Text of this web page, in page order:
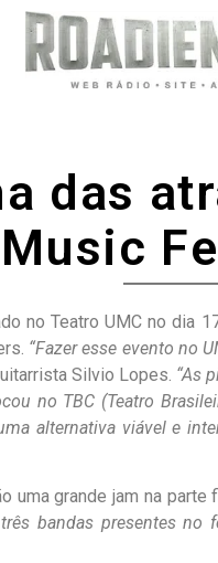
das
Music
no Teatro UMC no dia
“Fazer esse evento no
Silvio Lopes. “As
no TBC (Teatro
alternativa viável e
grande jam na parte
bandas presentes no